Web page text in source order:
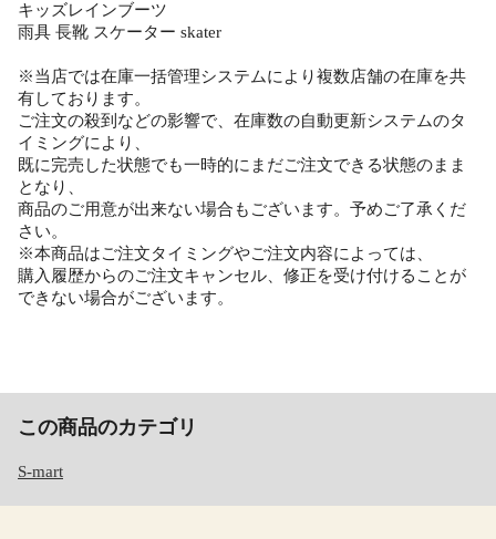
キッズレインブーツ
雨具 長靴 スケーター skater
※当店では在庫一括管理システムにより複数店舗の在庫を共
有しております。
ご注文の殺到などの影響で、在庫数の自動更新システムのタ
イミングにより、
既に完売した状態でも一時的にまだご注文できる状態のまま
となり、
商品のご用意が出来ない場合もございます。予めご了承くだ
さい。
※本商品はご注文タイミングやご注文内容によっては、
購入履歴からのご注文キャンセル、修正を受け付けることが
できない場合がございます。
この商品のカテゴリ
S-mart